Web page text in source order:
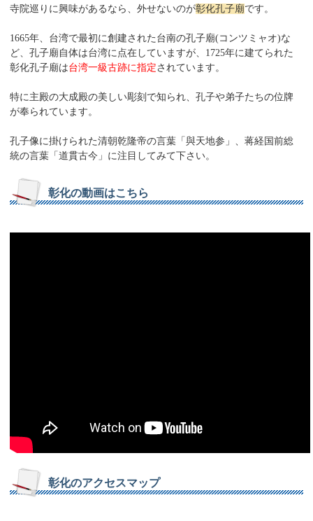
寺院巡りに興味があるなら、外せないのが彰化孔子廟です。
1665年、台湾で最初に創建された台南の孔子廟(コンツミャオ)な
ど、孔子廟自体は台湾に点在していますが、1725年に建てられた
彰化孔子廟は台湾一級古跡に指定されています。
特に主殿の大成殿の美しい彫刻で知られ、孔子や弟子たちの位牌
が奉られています。
孔子像に掛けられた清朝乾隆帝の言葉「與天地参」、蒋経国前総
統の言葉「道貫古今」に注目してみて下さい。
彰化の動画はこちら
彰化のアクセスマップ